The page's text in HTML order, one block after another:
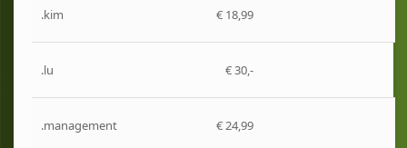
.kim € 18,99
.lu € 30,-
.management € 24,99